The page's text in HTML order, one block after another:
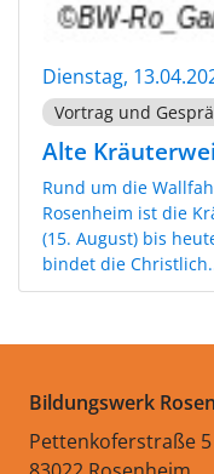
Dienstag,
Vortrag und
Alte
Rund um die
Rosenheim ist die
(15. August) bis
bindet die
Bildungswerk
Pettenkoferstraße 5